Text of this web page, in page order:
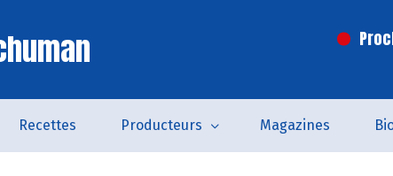
Recettes Producteurs Magazines